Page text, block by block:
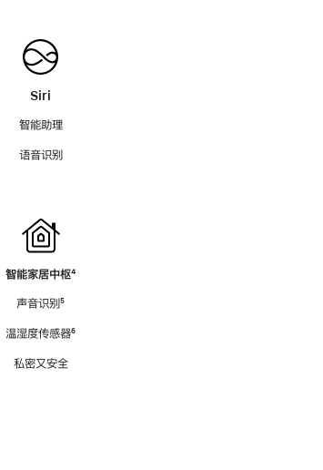
Siri
智能助理
语音识别
智能家居中枢脚
⁴
声音识别脚
⁵
温湿度传感器脚
⁶
私密又安全